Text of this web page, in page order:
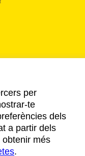
els drets reservats.
per
te
dels
a partir dels
més
.